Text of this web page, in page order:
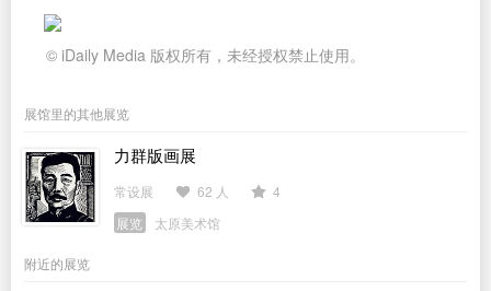
© iDaily Media 版权所有，未经授权禁止使用。
展馆里的其他展览
力群版画展
常设展 62 人
4
展览
太原美术馆
附近的展览